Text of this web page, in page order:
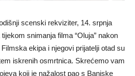
scenski rekviziter, 14. srpnja
snimanja filma “Oluja” nakon
ekipa i njegovi prijatelji otad su
iskrenih osmrtnica. Skrećemo vam
koji je nažalost pao s Banjske